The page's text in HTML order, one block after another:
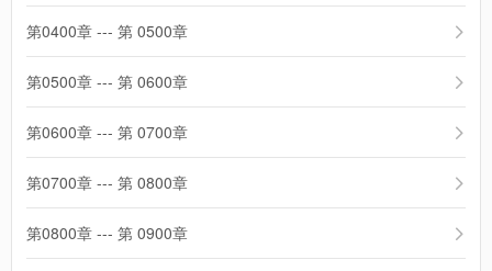
第0400章 --- 第 0500章
第0500章 --- 第 0600章
第0600章 --- 第 0700章
第0700章 --- 第 0800章
第0800章 --- 第 0900章